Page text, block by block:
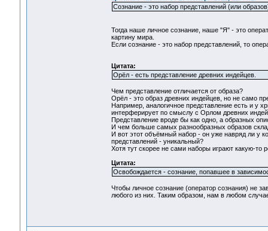
Сознание - это набор представлений (или
Тогда наше личное сознание, наше "Я" - это
картину мира.
Если сознание - это набор представлений, то
Цитата:
Орёл - есть представление древних индейцев.
Чем представление отличается от образа?
Орёл - это образ древних индейцев, но не само
Например, аналогичное представление есть и у
интерферирует по смыслу с Орлом древних
Представление вроде бы как одно, а образных
И чем больше самых разнообразных образов
И вот этот объёмный набор - он уже навряд ли у
представлений - уникальный?
Хотя тут скорее не сами наборы играют
Цитата:
Освобождается - сознание, попавшее в
Чтобы личное сознание (оператор сознания) не
любого из них. Таким образом, нам в любом